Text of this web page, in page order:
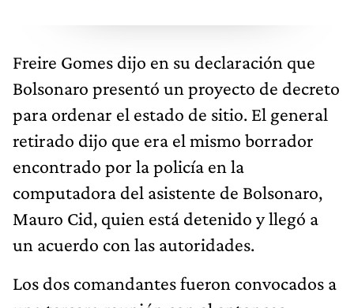
Freire Gomes dijo en su declaración que
Bolsonaro presentó un proyecto de decreto
para ordenar el estado de sitio. El general
retirado dijo que era el mismo borrador
encontrado por la policía en la
computadora del asistente de Bolsonaro,
Mauro Cid, quien está detenido y llegó a
un acuerdo con las autoridades.
Los dos comandantes fueron convocados a